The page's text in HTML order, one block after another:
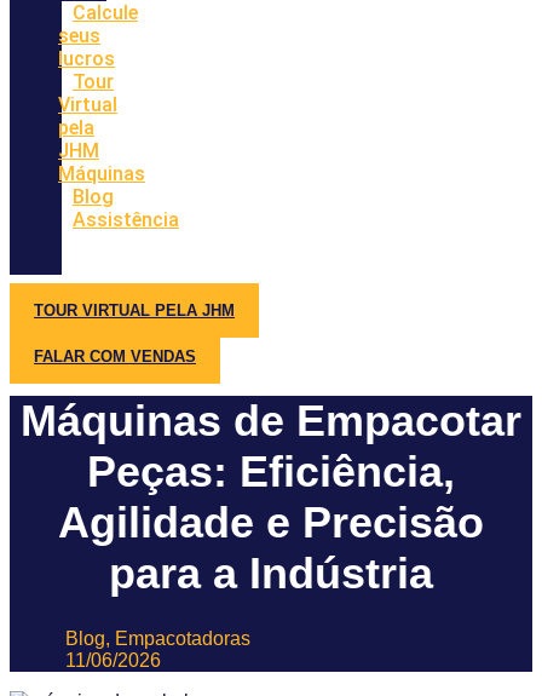
Calcule
seus
lucros
Tour
Virtual
pela
JHM
Máquinas
Blog
Assistência
TOUR VIRTUAL PELA JHM
FALAR COM VENDAS
Máquinas de Empacotar
Peças: Eficiência,
Agilidade e Precisão
para a Indústria
Blog, Empacotadoras
11/06/2026